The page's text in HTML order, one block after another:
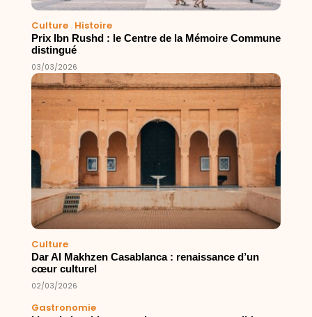
Culture. Histoire
Prix Ibn Rushd : le Centre de la Mémoire Commune
distingué
03/03/2026
Culture
Dar Al Makhzen Casablanca : renaissance d’un
cœur culturel
02/03/2026
Gastronomie